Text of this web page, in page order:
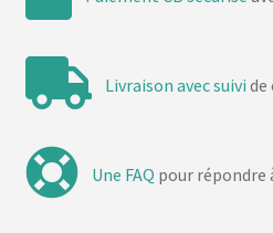
Livraison avec suivi de
Une FAQ pour répondre